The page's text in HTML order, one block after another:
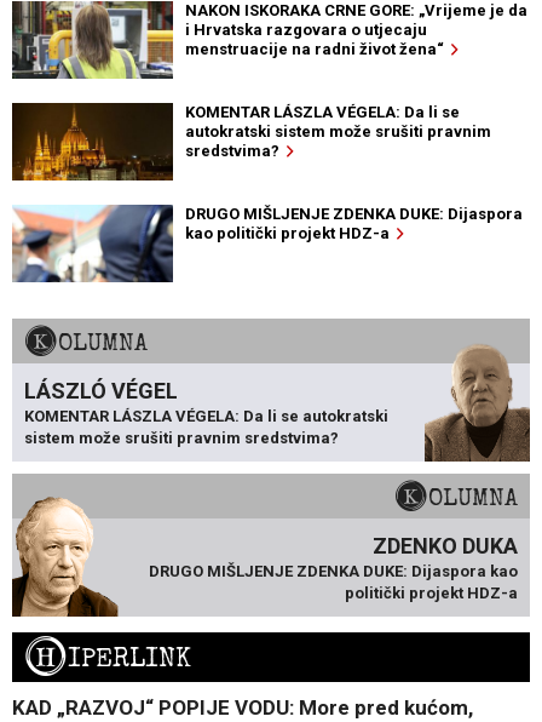
NAKON ISKORAKA CRNE GORE: „Vrijeme je da
i Hrvatska razgovara o utjecaju
menstruacije na radni život žena“
KOMENTAR LÁSZLA VÉGELA: Da li se
autokratski sistem može srušiti pravnim
sredstvima?
DRUGO MIŠLJENJE ZDENKA DUKE: Dijaspora
kao politički projekt HDZ-a
KOLUMNA
LÁSZLÓ VÉGEL
KOMENTAR LÁSZLA VÉGELA: Da li se autokratski
sistem može srušiti pravnim sredstvima?
KOLUMNA
ZDENKO DUKA
DRUGO MIŠLJENJE ZDENKA DUKE: Dijaspora kao
politički projekt HDZ-a
HIPERLINK
KAD „RAZVOJ“ POPIJE VODU: More pred kućom,